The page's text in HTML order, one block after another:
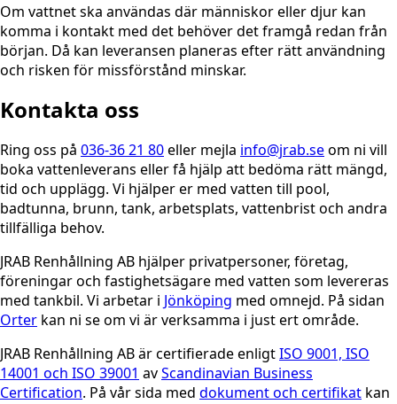
Om vattnet ska användas där människor eller djur kan
komma i kontakt med det behöver det framgå redan från
början. Då kan leveransen planeras efter rätt användning
och risken för missförstånd minskar.
Kontakta oss
Ring oss på 036-36 21 80eller mejla info@jrab.seom ni vill
boka vattenleverans eller få hjälp att bedöma rätt mängd,
tid och upplägg. Vi hjälper er med vatten till pool,
badtunna, brunn, tank, arbetsplats, vattenbrist och andra
tillfälliga behov.
JRAB Renhållning AB hjälper privatpersoner, företag,
föreningar och fastighetsägare med vatten som levereras
med tankbil. Vi arbetar i Jönköping med omnejd. På sidan
Orter kan ni se om vi är verksamma i just ert område.
JRAB Renhållning AB är certifierade enligtISO 9001, ISO
14001 och ISO 39001 avScandinavian Business
Certification. På vår sida med dokument och certifikat kan